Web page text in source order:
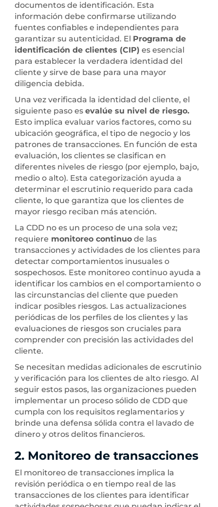
documentos de identificación. Esta
información debe confirmarse utilizando
fuentes confiables e independientes para
garantizar su autenticidad. El Programa de
identificación de clientes (CIP) es esencial
para establecer la verdadera identidad del
cliente y sirve de base para una mayor
diligencia debida.
Una vez verificada la identidad del cliente, el
siguiente paso es evalúe su nivel de riesgo.
Esto implica evaluar varios factores, como su
ubicación geográfica, el tipo de negocio y los
patrones de transacciones. En función de esta
evaluación, los clientes se clasifican en
diferentes niveles de riesgo (por ejemplo, bajo,
medio o alto). Esta categorización ayuda a
determinar el escrutinio requerido para cada
cliente, lo que garantiza que los clientes de
mayor riesgo reciban más atención.
La CDD no es un proceso de una sola vez;
requiere monitoreo continuo de las
transacciones y actividades de los clientes para
detectar comportamientos inusuales o
sospechosos. Este monitoreo continuo ayuda a
identificar los cambios en el comportamiento o
las circunstancias del cliente que pueden
indicar posibles riesgos. Las actualizaciones
periódicas de los perfiles de los clientes y las
evaluaciones de riesgos son cruciales para
comprender con precisión las actividades del
cliente.
Se necesitan medidas adicionales de escrutinio
y verificación para los clientes de alto riesgo. Al
seguir estos pasos, las organizaciones pueden
implementar un proceso sólido de CDD que
cumpla con los requisitos reglamentarios y
brinde una defensa sólida contra el lavado de
dinero y otros delitos financieros.
2. Monitoreo de transacciones
El monitoreo de transacciones implica la
revisión periódica o en tiempo real de las
transacciones de los clientes para identificar